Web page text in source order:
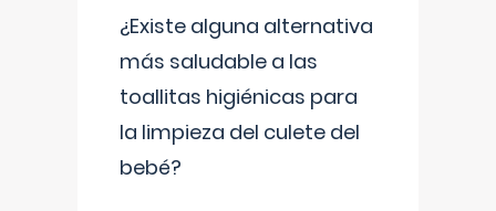
¿Existe alguna alternativa
más saludable a las
toallitas higiénicas para
la limpieza del culete del
bebé?